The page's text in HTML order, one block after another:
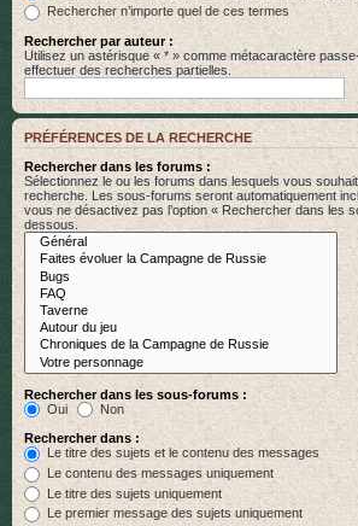
Rechercher n’importe quel de ces termes
Rechercher par auteur :
Utilisez un astérisque « * » comme métacaractère
effectuer des recherches partielles.
PRÉFÉRENCES DE LA RECHERCHE
Rechercher dans les forums :
Sélectionnez le ou les forums dans lesquels vous
recherche. Les sous-forums seront automatiquement
vous ne désactivez pas l’option « Rechercher dans les
dessous.
Rechercher dans les sous-forums :
Oui
Non
Rechercher dans :
Le titre des sujets et le contenu des messages
Le contenu des messages uniquement
Le titre des sujets uniquement
Le premier message des sujets uniquement